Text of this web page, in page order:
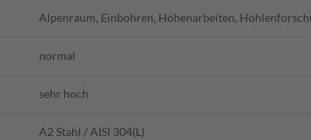
Alpenraum, Einbohren, Höhenarbeiten,
normal
sehr hoch
A2 Stahl / AISI 304(L)